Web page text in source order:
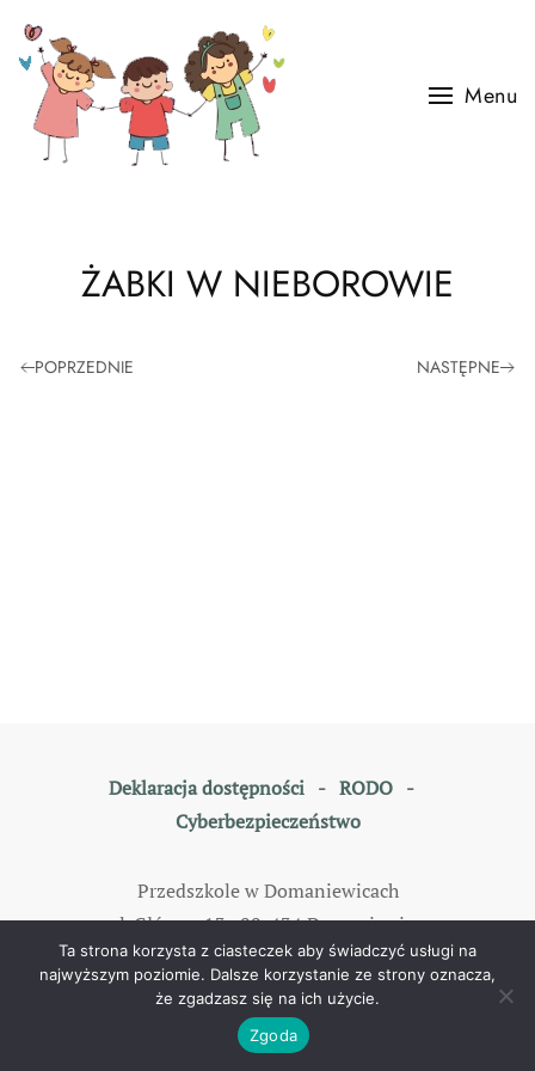
Skip to main content
Menu
ŻABKI W NIEBOROWIE
POPRZEDNIE NASTĘPNE
Deklaracja dostępności- RODO-
Cyberbezpieczeństwo
Przedszkole w Domaniewicach
ul. Główna 13, 99-434 Domaniewice
tel: 46 838 35 79
All rights reserved. Designed byTOMKAM
Ta strona korzysta z ciasteczek aby świadczyć usługi na
najwyższym poziomie. Dalsze korzystanie ze strony oznacza,
że zgadzasz się na ich użycie.
Zgoda